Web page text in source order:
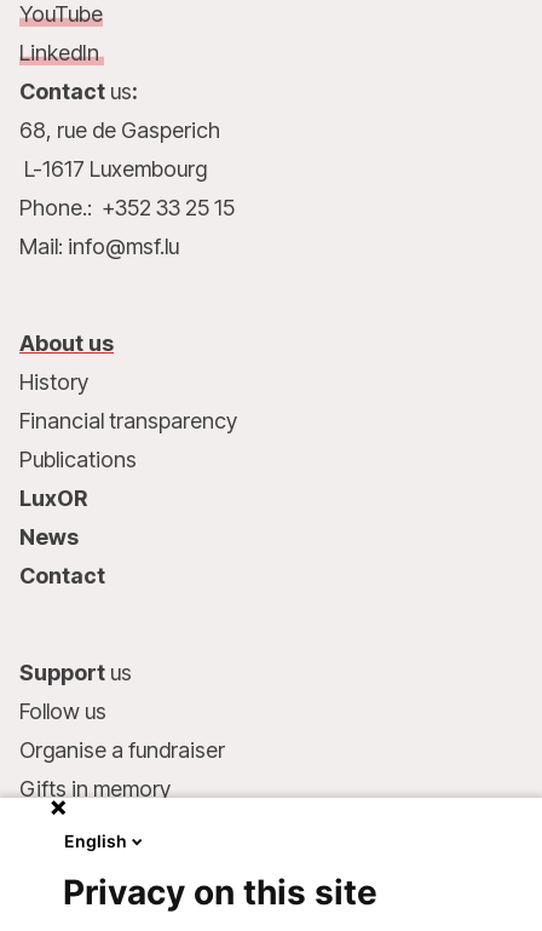
YouTube
LinkedIn
Contact us:
68, rue de Gasperich
L-1617 Luxembourg
Phone.: +352 33 25 15
Mail: info@msf.lu
About us
History
Financial transparency
Publications
LuxOR
News
Contact
Support us
Follow us
Organise a fundraiser
Gifts in memory
Make a donation
English
Privacy on this site